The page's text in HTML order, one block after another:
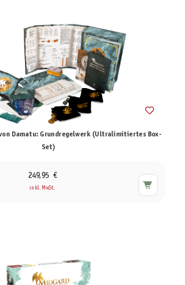
Damatu: Grundregelwerk (Ultralimitiertes Box-
Set)
249,95 €
inkl. MwSt.